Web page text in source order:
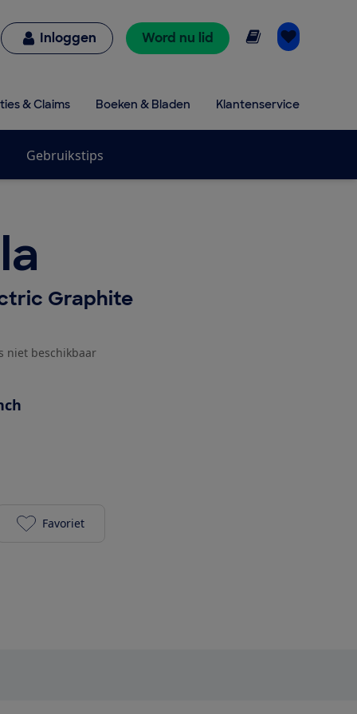
Inloggen Word nu lid Online lezen
& Claims Boeken & Bladen Klantenservice
Gebruikstips
Graphite
niet beschikbaar
motorola edge 20 lite - Electric Graphite
Favoriet